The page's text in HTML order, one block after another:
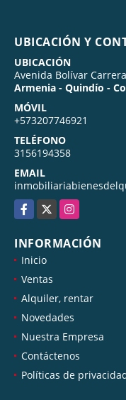
UBICACIÓN Y
UBICACIÓN
Avenida Bolívar
Armenia - Quindío -
MÓVIL
+573207746921
TELÉFONO
3156194358
EMAIL
Facebook
X Instagram
INFORMACIÓN
Inicio
Ventas
Alquiler, rentar
Novedades
Nuestra Empresa
Contáctenos
Políticas de